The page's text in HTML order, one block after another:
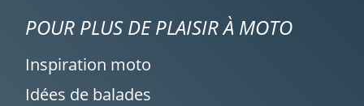
POUR PLUS DE PLAISIR À MOTO
Inspiration moto
Idées de balades